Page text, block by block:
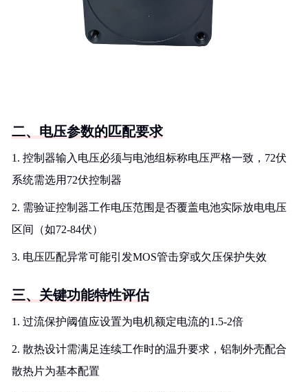
二、电压参数的匹配要求
1. 控制器输入电压必须与电池组标称电压严格一致，72伏
系统需选用72伏控制器
2. 需验证控制器工作电压范围是否覆盖电池实际放电电压
区间（如72-84伏）
3. 电压匹配异常可能引发MOS管击穿或欠压保护失效
三、关键功能特性评估
1. 过流保护阈值应设置为电机额定电流的1.5-2倍
2. 散热设计需满足连续工作时的温升要求，铝制外壳配合
散热片为基本配置